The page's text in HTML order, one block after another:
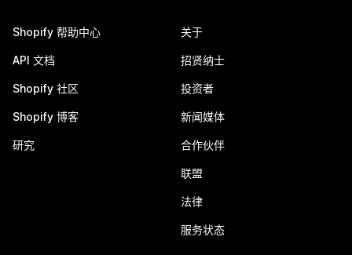
Shopify 帮助中心
API 文档
Shopify 社区
Shopify 博客
研究
关于
招贤纳士
投资者
新闻媒体
合作伙伴
联盟
法律
服务状态